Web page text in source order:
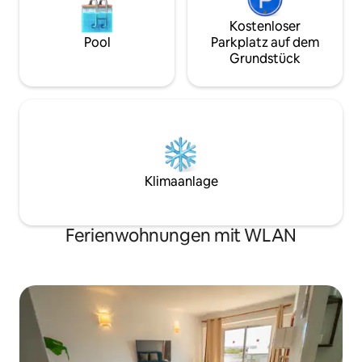
Pool
Kostenloser
Parkplatz auf dem
Grundstück
Klimaanlage
Ferienwohnungen mit WLAN